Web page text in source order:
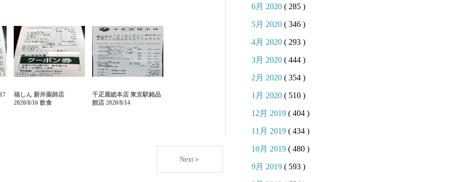
福しん 新井薬師店
2020/8/16 飲食
千疋屋総本店 東京駅銘品
館店 2020/8/14
Next＞
6月 2020 ( 285 )
5月 2020 ( 346 )
4月 2020 ( 293 )
3月 2020 ( 444 )
2月 2020 ( 354 )
1月 2020 ( 510 )
12月 2019 ( 404 )
11月 2019 ( 434 )
10月 2019 ( 480 )
9月 2019 ( 593 )